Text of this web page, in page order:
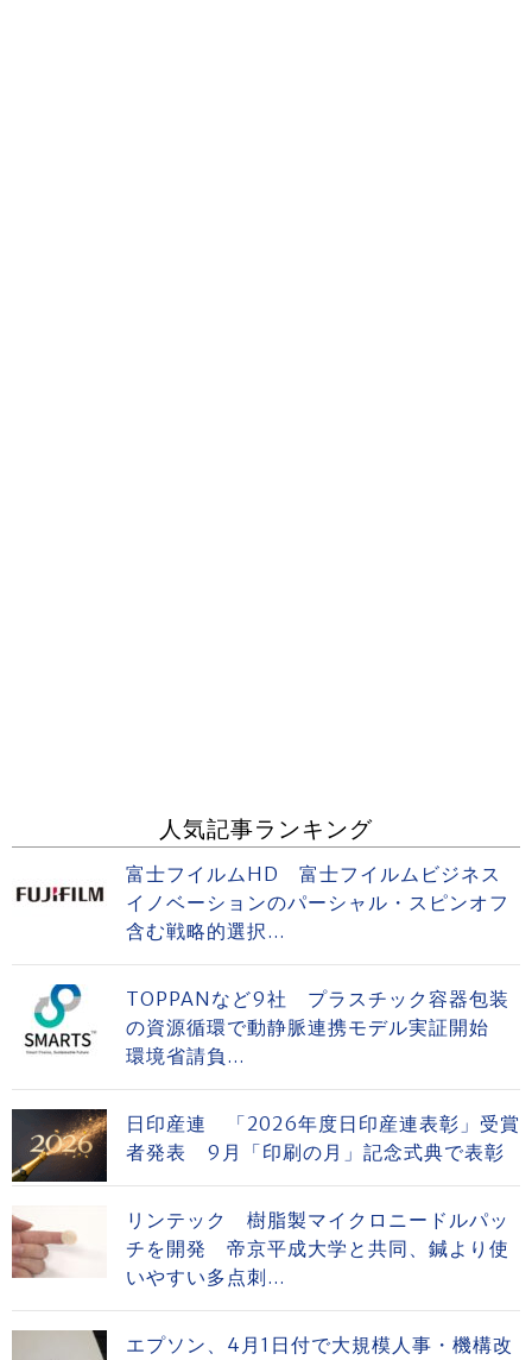
人気記事ランキング
富士フイルムHD 富士フイルムビジネス
イノベーションのパーシャル・スピンオフ
含む戦略的選択...
TOPPANなど9社 プラスチック容器包装
の資源循環で動静脈連携モデル実証開始
環境省請負...
日印産連 「2026年度日印産連表彰」受賞
者発表 9月「印刷の月」記念式典で表彰
リンテック 樹脂製マイクロニードルパッ
チを開発 帝京平成大学と共同、鍼より使
いやすい多点刺...
エプソン、4月1日付で大規模人事・機構改